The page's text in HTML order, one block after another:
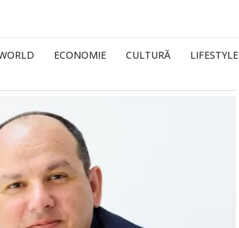
ECONOMIE CULTURĂ LIFESTYLE